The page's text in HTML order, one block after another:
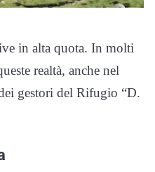
in alta quota. In molti
realtà, anche nel
gestori del Rifugio “D.